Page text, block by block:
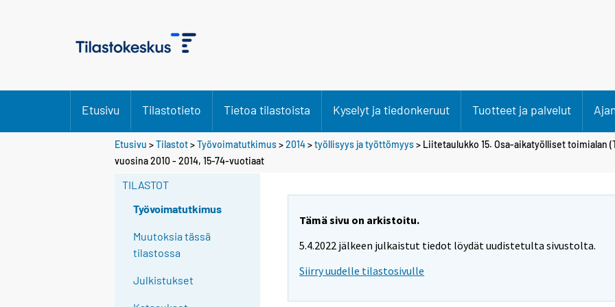
Etusivu Tilastotieto Tietoa tilastoista Kyselyt ja tiedonkeruut Tuotteet ja palvelut
Etusivu >Tilastot>Työvoimatutkimus>2014>työllisyys ja työttömyys> Liitetaulukko 15. Osa-aikatyölliset toimialan
vuosina 2010 - 2014, 15-74-vuotiaat
TILASTOT
Työvoimatutkimus
Muutoksia tässä
tilastossa
Julkistukset
Tämä sivu on arkistoitu.
5.4.2022 jälkeen julkaistut tiedot löydät uudistetulta sivustolta.
Siirry uudelle tilastosivulle